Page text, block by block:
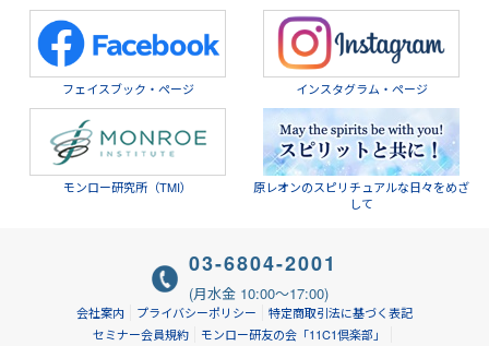
フェイスブック・ページ インスタグラム・ページ
モンロー研究所（TMI）
原レオンのスピリチュアルな日々をめざ
して
会社案内 プライバシーポリシー
特定商取引法に基づく表記
セミナー会員規約
モンロー研友の会「11C1倶楽部」
03-6804-2001
(月水金 10:00～17:00)